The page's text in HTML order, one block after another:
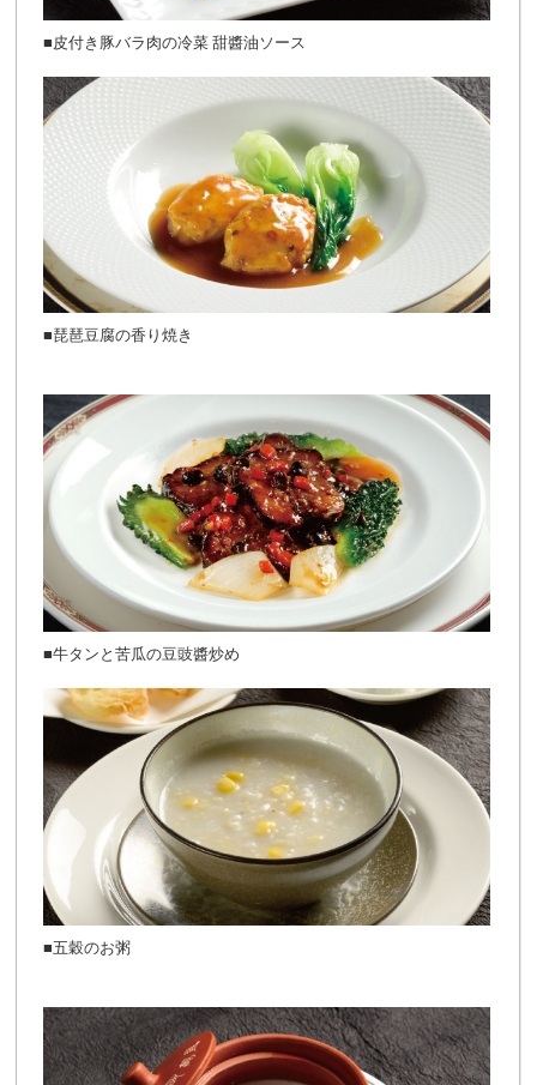
■皮付き豚バラ肉の冷菜 甜醬油ソース
■琵琶豆腐の香り焼き
■牛タンと苦瓜の豆豉醬炒め
■五穀のお粥